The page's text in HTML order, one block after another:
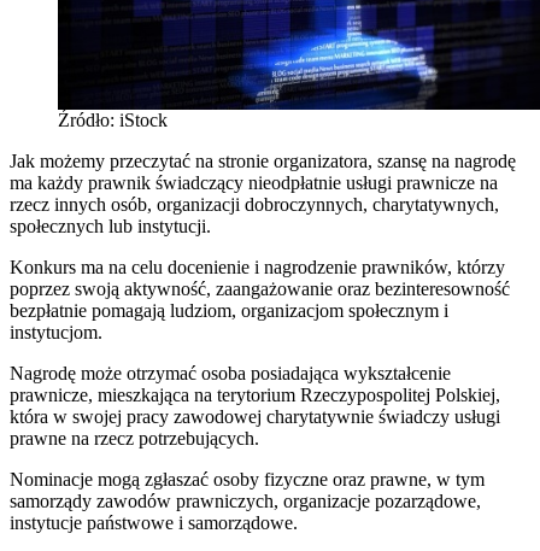
Źródło: iStock
Jak możemy przeczytać na stronie organizatora, szansę na nagrodę
ma każdy prawnik świadczący nieodpłatnie usługi prawnicze na
rzecz innych osób, organizacji dobroczynnych, charytatywnych,
społecznych lub instytucji.
Konkurs ma na celu docenienie i nagrodzenie prawników, którzy
poprzez swoją aktywność, zaangażowanie oraz bezinteresowność
bezpłatnie pomagają ludziom, organizacjom społecznym i
instytucjom.
Nagrodę może otrzymać osoba posiadająca wykształcenie
prawnicze, mieszkająca na terytorium Rzeczypospolitej Polskiej,
która w swojej pracy zawodowej charytatywnie świadczy usługi
prawne na rzecz potrzebujących.
Nominacje mogą zgłaszać osoby fizyczne oraz prawne, w tym
samorządy zawodów prawniczych, organizacje pozarządowe,
instytucje państwowe i samorządowe.